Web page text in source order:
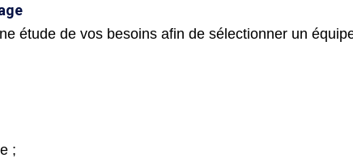
étude de vos besoins afin de sélectionner un
;